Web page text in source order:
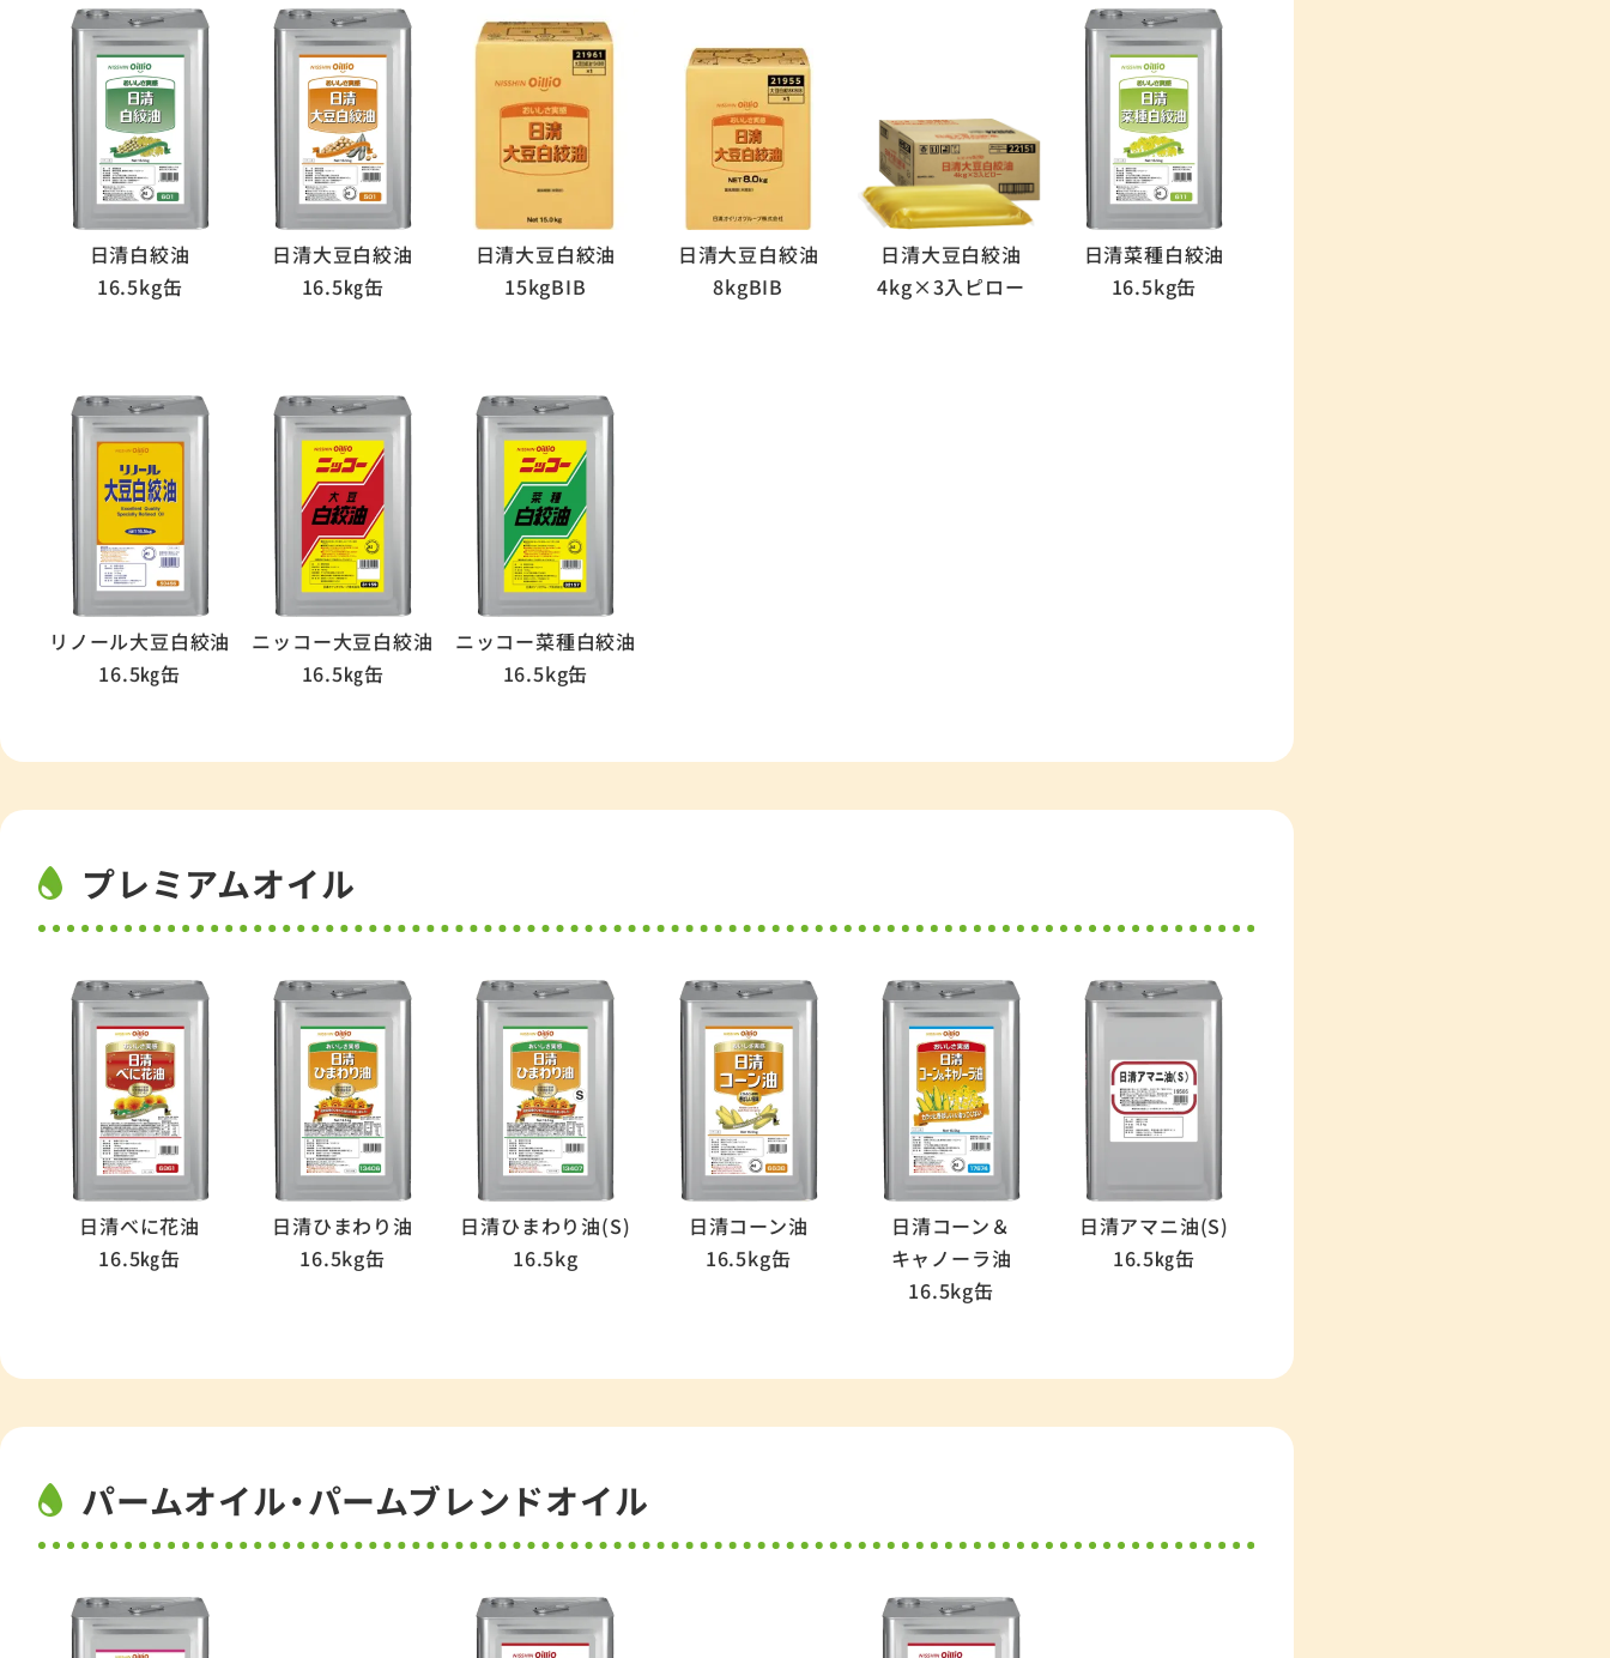
日清白絞油
16.5kg缶
日清大豆白絞油
16.5㎏缶
日清大豆白絞油
15kgBIB
日清大豆白絞油
8kgBIB
日清大豆白絞油
4kg×3入ピロー
日清菜種白絞油
16.5kg缶
リノール大豆白絞油
16.5㎏缶
ニッコー大豆白絞油
16.5㎏缶
ニッコー菜種白絞油
16.5kg缶
プレミアムオイル
日清べに花油
16.5㎏缶
日清ひまわり油
16.5kg缶
日清ひまわり油(S)
16.5kg
日清コーン油
16.5kg缶
日清コーン＆
キャノーラ油
16.5kg缶
日清アマニ油(S)
16.5㎏缶
パームオイル・パームブレンドオイル